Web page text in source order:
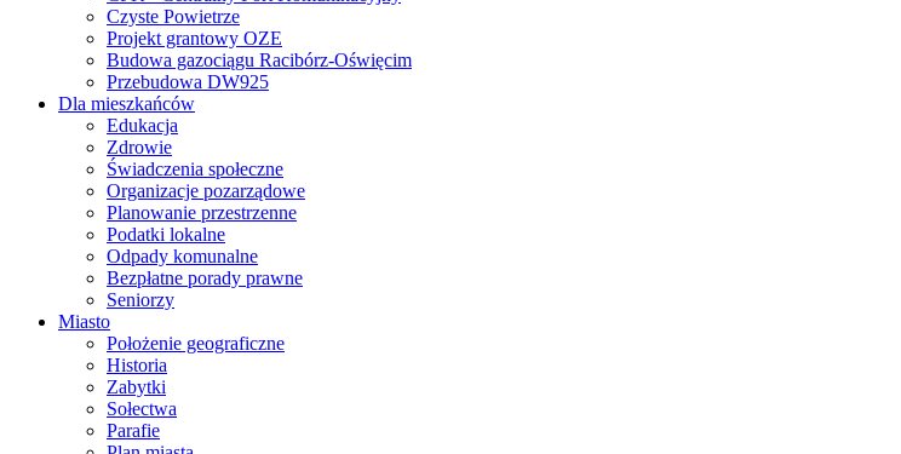
Czyste Powietrze
Projekt grantowy OZE
Budowa gazociągu Racibórz-Oświęcim
Przebudowa DW925
Dla mieszkańców
Edukacja
Zdrowie
Świadczenia społeczne
Organizacje pozarządowe
Planowanie przestrzenne
Podatki lokalne
Odpady komunalne
Bezpłatne porady prawne
Seniorzy
Miasto
Położenie geograficzne
Historia
Zabytki
Sołectwa
Parafie